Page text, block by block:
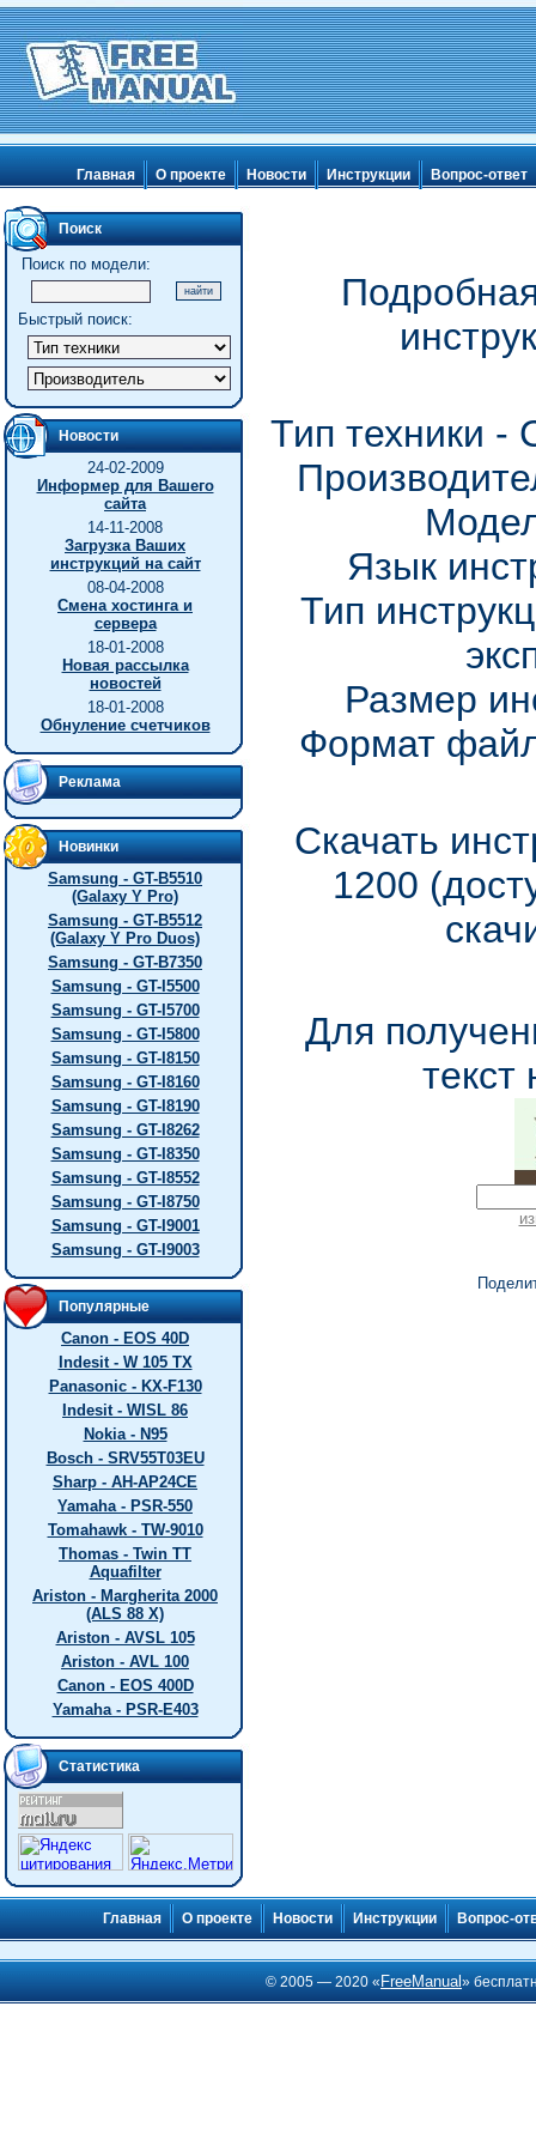
Главная О проекте Новости Инструкции Вопрос-ответ
Поиск
Поиск по модели:
Быстрый поиск:
Новости
24-02-2009
Информер для Вашего
сайта
14-11-2008
Загрузка Ваших
инструкций на сайт
08-04-2008
Смена хостинга и
сервера
18-01-2008
Новая рассылка
новостей
18-01-2008
Обнуление счетчиков
Реклама
Новинки
Samsung - GT-B5510
(Galaxy Y Pro)
Samsung - GT-B5512
(Galaxy Y Pro Duos)
Samsung - GT-B7350
Samsung - GT-I5500
Samsung - GT-I5700
Samsung - GT-I5800
Samsung - GT-I8150
Samsung - GT-I8160
Samsung - GT-I8190
Samsung - GT-I8262
Samsung - GT-I8350
Samsung - GT-I8552
Samsung - GT-I8750
Samsung - GT-I9001
Samsung - GT-I9003
Популярные
Canon - EOS 40D
Indesit - W 105 TX
Panasonic - KX-F130
Indesit - WISL 86
Nokia - N95
Bosch - SRV55T03EU
Sharp - AH-AP24CE
Yamaha - PSR-550
Tomahawk - TW-9010
Thomas - Twin TT
Aquafilter
Ariston - Margherita 2000
(ALS 88 X)
Ariston - AVSL 105
Ariston - AVL 100
Canon - EOS 400D
Yamaha - PSR-E403
Статистика
Тип техники
Язык
Тип
Размер
Формат
Скачать
1200
Для
текст
Главная О проекте Новости Инструкции Вопрос-
© 2005 — 2020 « FreeManual»